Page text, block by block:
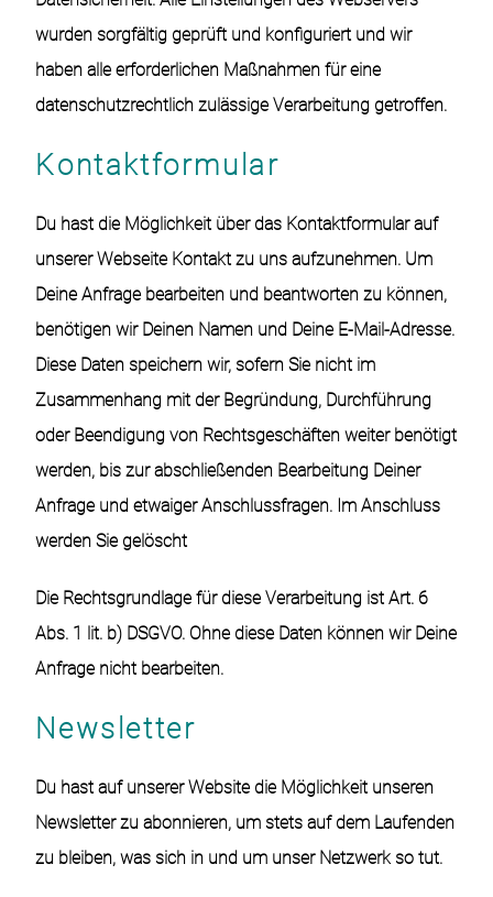
wurden sorgfältig geprüft und konfiguriert und wir
haben alle erforderlichen Maßnahmen für eine
datenschutzrechtlich zulässige Verarbeitung getroffen.
Kontaktformular
Du hast die Möglichkeit über das Kontaktformular auf
unserer Webseite Kontakt zu uns aufzunehmen. Um
Deine Anfrage bearbeiten und beantworten zu können,
benötigen wir Deinen Namen und Deine E-Mail-Adresse.
Diese Daten speichern wir, sofern Sie nicht im
Zusammenhang mit der Begründung, Durchführung
oder Beendigung von Rechtsgeschäften weiter benötigt
werden, bis zur abschließenden Bearbeitung Deiner
Anfrage und etwaiger Anschlussfragen. Im Anschluss
werden Sie gelöscht
Die Rechtsgrundlage für diese Verarbeitung ist Art. 6
Abs. 1 lit. b) DSGVO. Ohne diese Daten können wir Deine
Anfrage nicht bearbeiten.
Newsletter
Du hast auf unserer Website die Möglichkeit unseren
Newsletter zu abonnieren, um stets auf dem Laufenden
zu bleiben, was sich in und um unser Netzwerk so tut.